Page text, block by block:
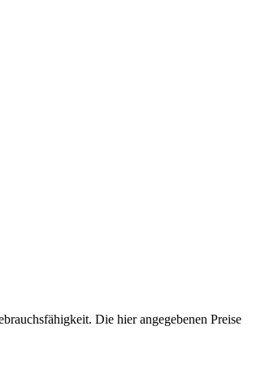
Die hier angegebenen Preise